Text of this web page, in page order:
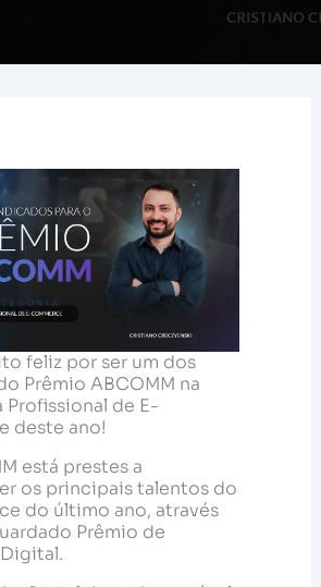
feliz por ser um dos
Prêmio ABCOMM na
Profissional de E-
deste ano!
está prestes a
os principais talentos do
do último ano, através
Prêmio de